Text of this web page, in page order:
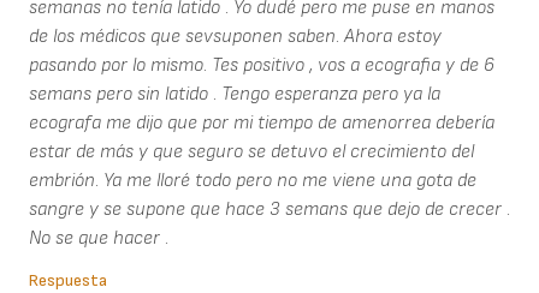
semanas no tenía latido . Yo dudé pero me puse en manos
de los médicos que sevsuponen saben. Ahora estoy
pasando por lo mismo. Tes positivo , vos a ecografia y de 6
semans pero sin latido . Tengo esperanza pero ya la
ecografa me dijo que por mi tiempo de amenorrea debería
estar de más y que seguro se detuvo el crecimiento del
embrión. Ya me lloré todo pero no me viene una gota de
sangre y se supone que hace 3 semans que dejo de crecer .
No se que hacer .
Respuesta